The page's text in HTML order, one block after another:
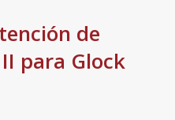
de
para Glock